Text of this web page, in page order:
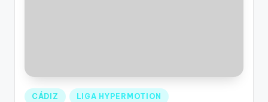
CÁDIZ LIGA HYPERMOTION